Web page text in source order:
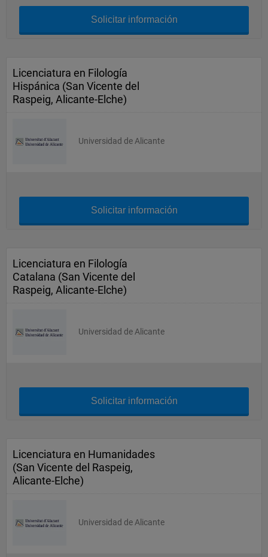
Solicitar información
Licenciatura en Filología
Hispánica (San Vicente del
Raspeig, Alicante-Elche)
Universidad de Alicante
Solicitar información
Licenciatura en Filología
Catalana (San Vicente del
Raspeig, Alicante-Elche)
Universidad de Alicante
Solicitar información
Licenciatura en Humanidades
(San Vicente del Raspeig,
Alicante-Elche)
Universidad de Alicante